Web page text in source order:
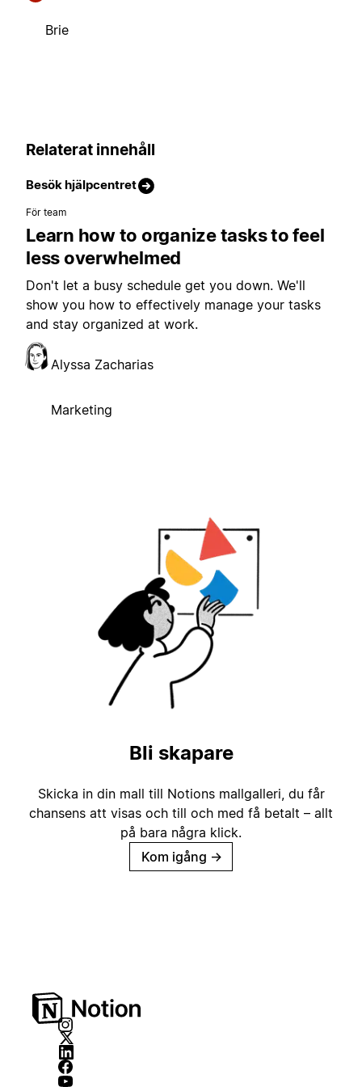
Brie
Relaterat innehåll
Besök hjälpcentret
För team
Learn how to organize tasks to feel
less overwhelmed
Don't let a busy schedule get you down. We'll
show you how to effectively manage your tasks
and stay organized at work.
Alyssa Zacharias
Marketing
Bli skapare
Skicka in din mall till Notions mallgalleri, du får
chansens att visas och till och med få betalt – allt
på bara några klick.
Kom igång →